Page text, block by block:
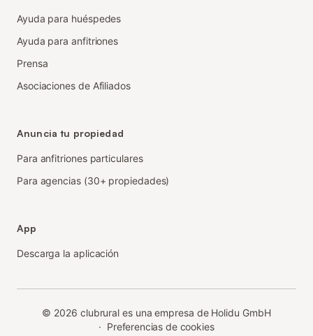
Ayuda para huéspedes
Ayuda para anfitriones
Prensa
Asociaciones de Afiliados
Anuncia tu propiedad
Para anfitriones particulares
Para agencias (30+ propiedades)
App
Descarga la aplicación
© 2026 clubrural es una empresa de Holidu GmbH
· Preferencias de cookies